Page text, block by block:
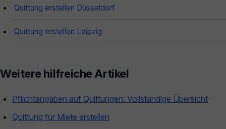
Quittung erstellen Düsseldorf
Quittung erstellen Leipzig
Weitere hilfreiche Artikel
Pflichtangaben auf Quittungen: Vollständige Übersicht
Quittung für Miete erstellen